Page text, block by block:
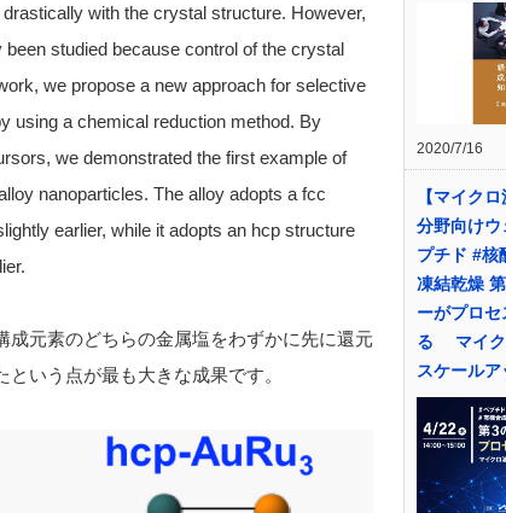
with the crystal structure. However,
studied because control of the crystal
we propose a new approach for selective
using a chemical reduction method. By
we demonstrated the first example of
nanoparticles. The alloy adopts a fcc
earlier, while it adopts an hcp structure
元素のどちらの金属塩をわずかに先に還元
いう点が最も大きな成果です。
2020/7/16
【マイク
分野向け
プチド #核
凍結乾燥
ーがプロセ
る マイク
スケールア